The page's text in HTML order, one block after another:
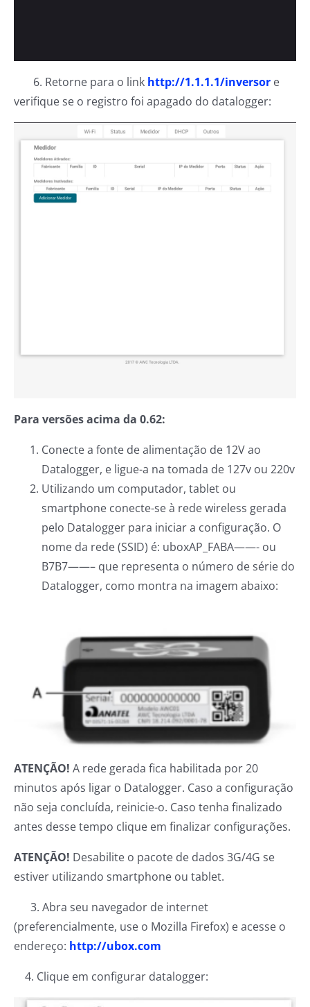
6. Retorne para o link http://1.1.1.1/inversor e
verifique se o registro foi apagado do datalogger:
Para versões acima da 0.62:
Conecte a fonte de alimentação de 12V ao
Datalogger, e ligue-a na tomada de 127v ou 220v
Utilizando um computador, tablet ou
smartphone conecte-se à rede wireless gerada
pelo Datalogger para iniciar a configuração. O
nome da rede (SSID) é: uboxAP_FABA——- ou
B7B7——– que representa o número de série do
Datalogger, como montra na imagem abaixo:
ATENÇÃO! A rede gerada fica habilitada por 20
minutos após ligar o Datalogger. Caso a configuração
não seja concluída, reinicie-o. Caso tenha finalizado
antes desse tempo clique em finalizar configurações.
ATENÇÃO! Desabilite o pacote de dados 3G/4G se
estiver utilizando smartphone ou tablet.
3. Abra seu navegador de internet
(preferencialmente, use o Mozilla Firefox) e acesse o
endereço: http://ubox.com
4. Clique em configurar datalogger: